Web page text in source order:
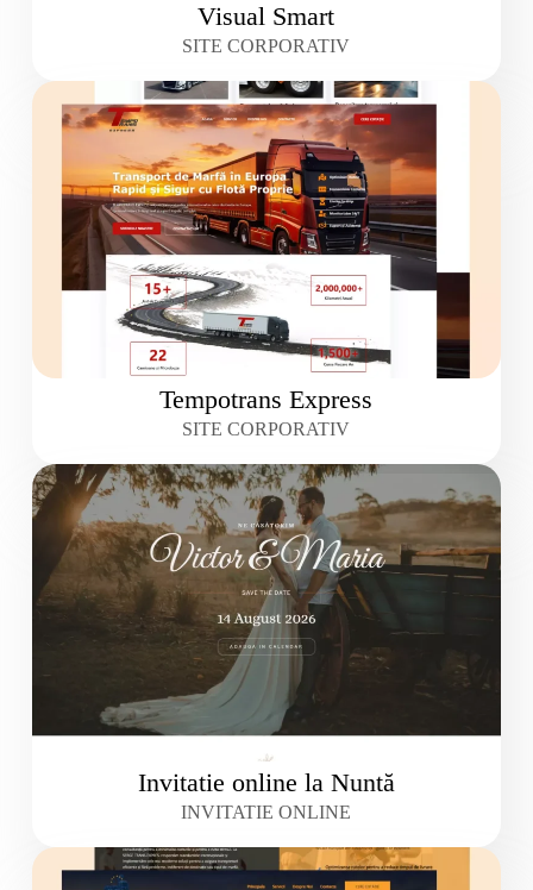
Visual Smart
SITE CORPORATIV
Tempotrans Express
SITE CORPORATIV
Invitatie online la Nuntă
INVITATIE ONLINE